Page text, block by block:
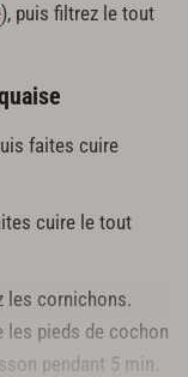
), puis filtrez le tout
faites cuire
cuire le tout
les cornichons.
les pieds de cochon
pendant 5 min.